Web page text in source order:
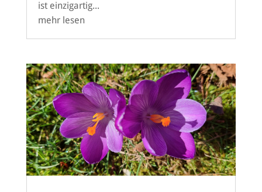
ist einzigartig...
mehr lesen